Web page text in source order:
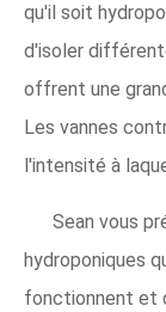
qu'il soit
d'isoler
offrent une
Les vannes
l'intensité à
Sean vous
hydroponiques
fonctionnent et